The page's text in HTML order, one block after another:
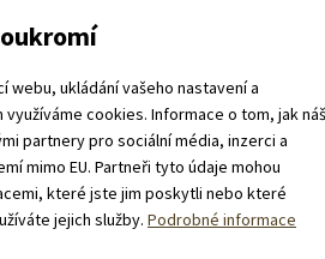
webu, ukládání vašeho nastavení a
cookies. Informace o tom, jak
partnery pro sociální média, inzerci a
mimo EU. Partneři tyto údaje mohou
které jste jim poskytli nebo které
jejich služby.Podrobné informace